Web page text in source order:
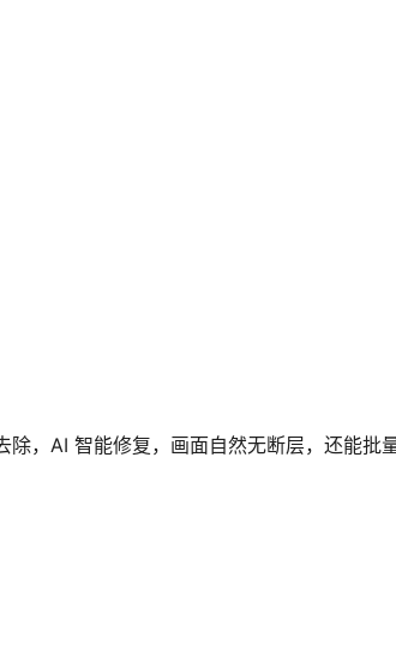
，AI 智能修复，画面自然无断层，还能批量